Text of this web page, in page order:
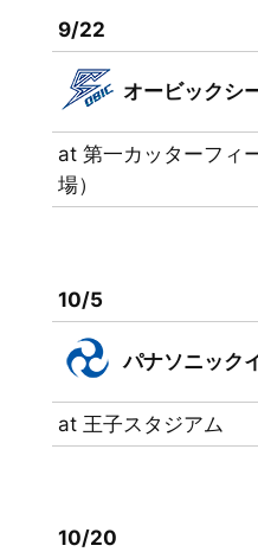
9/22
オービックシ
at 第一カッターフィ
場）
10/5
パナソニック
at 王子スタジアム
10/20